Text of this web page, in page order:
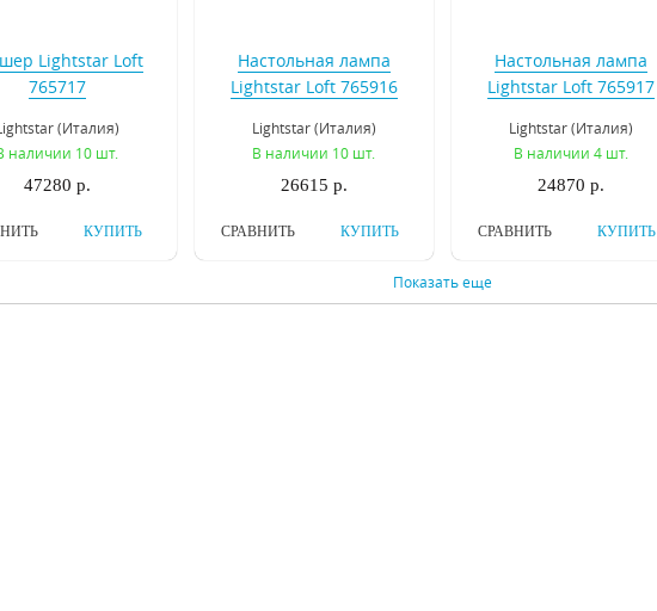
Lightstar Loft
765717
(Италия)
наличии 10 шт.
47280 р.
КУПИТЬ
Настольная лампа
Lightstar Loft 765916
Lightstar (Италия)
В наличии 10 шт.
26615 р.
КУПИТЬ
СРАВНИТЬ
Настольная лампа
Lightstar Loft 765917
Lightstar (Италия)
В наличии 4 шт.
24870 р.
КУПИТЬ
СРАВНИТЬ
Показать еще